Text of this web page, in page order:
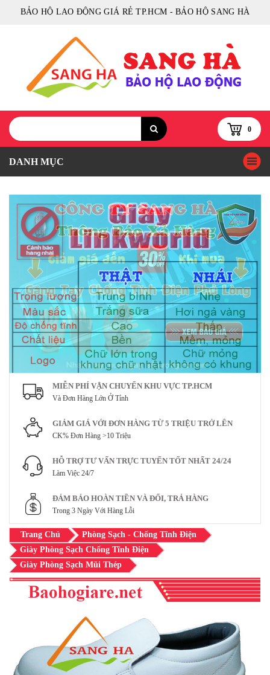
BẢO HỘ LAO ĐỘNG GIÁ RẺ TP.HCM - BẢO HỘ SANG HÀ
0
DANH MỤC
MIỄN PHÍ VẬN CHUYỂN KHU VỰC TP.HCM
Và Đơn Hàng Lớn Ở Tỉnh
GIẢM GIÁ VỚI ĐƠN HÀNG TỪ 5 TRIỆU TRỞ LÊN
CK% Đơn Hàng >10 Triệu
HỖ TRỢ TƯ VẤN TRỰC TUYẾN TỐT NHẤT 24/24
Làm Việc 24/7
ĐẢM BẢO HOÀN TIỀN VÀ ĐỔI, TRẢ HÀNG
Trong 3 Ngày Với Hàng Lỗi
Trang Chủ
Phòng Sạch - Chống Tĩnh Điện
Giày Phòng Sạch Chống Tĩnh Điện
Giày Phòng Sạch Mũi Thép